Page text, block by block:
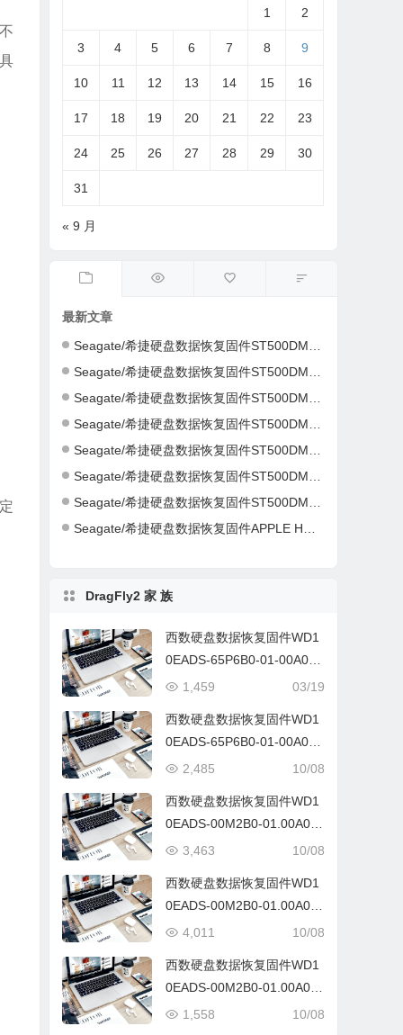
1 2
3 4 5 6 7 8 9
10 11 12 13 14 15 16
17 18 19 20 21 22 23
24 25 26 27 28 29 30
31
« 9 月
最新文章
Seagate/希捷硬盘数据恢复固件ST500DM002-1ER14C-CC46-S4Y4K583-PC3000全套
Seagate/希捷硬盘数据恢复固件ST500DM002-1ER14C-CC43-Z4Y16NC5-PC3000全套
Seagate/希捷硬盘数据恢复固件ST500DM002-1CH14C-CC49-Z1DA7L6D-PC3000全套
Seagate/希捷硬盘数据恢复固件ST500DM002-1CH14C-CC49-Z1DA7L6D-PC3000全套
Seagate/希捷硬盘数据恢复固件ST500DM002-1CH14C-CC49-S1DHMP2Y-PC3000全套
Seagate/希捷硬盘数据恢复固件ST500DM002-1CH14C-CC47-W1D1W19H-PC3000全套
Seagate/希捷硬盘数据恢复固件ST500DM002-1CH14C-CC46-Z1D9B2G6-PC3000全套
Seagate/希捷硬盘数据恢复固件APPLE HDD ST2000DM001-AQ03-W8E01Z5H-PC3000全套
DragFly2 家 族
西数硬盘数据恢复固件WD1
0EADS-65P6B0-01-00A01-
WD-WCAV5D326641-7700
03/19
1,459
西数硬盘数据恢复固件WD1
0EADS-65P6B0-01-00A01-
WD-WCAV5D326641-7700
10/08
2,485
西数硬盘数据恢复固件WD1
0EADS-00M2B0-01.00A01-
WD-WCAV58568155-0072
10/08
3,463
西数硬盘数据恢复固件WD1
0EADS-00M2B0-01.00A01-
WD-WMAV50428970-0070
10/08
4,011
西数硬盘数据恢复固件WD1
0EADS-00M2B0-01.00A01-
WD-WMAV51755431-0070
10/08
1,558